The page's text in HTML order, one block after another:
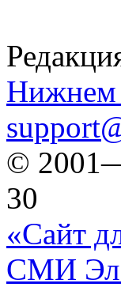
Нижнем
©
30
«Сайт
СМИ Эл